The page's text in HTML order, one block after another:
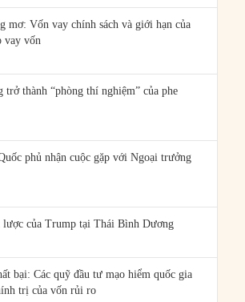
mơ: Vốn vay chính sách và giới hạn của
vay vốn
trở thành “phòng thí nghiệm” của phe
phủ nhận cuộc gặp với Ngoại trưởng
của Trump tại Thái Bình Dương
bại: Các quỹ đầu tư mạo hiểm quốc gia
trị của vốn rủi ro